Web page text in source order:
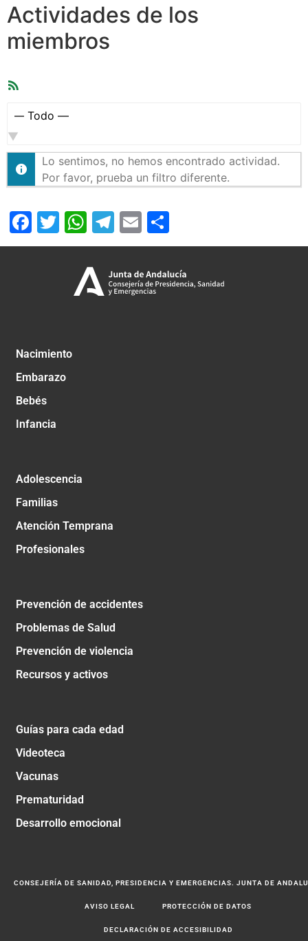
Actividades de los
miembros
Mostrar:
Lo sentimos, no hemos encontrado actividad.
Por favor, prueba un filtro diferente.
Facebook
Twitter
WhatsApp
Telegram
Email
Nacimiento
Embarazo
Bebés
Infancia
Adolescencia
Familias
Atención Temprana
Profesionales
Prevención de accidentes
Problemas de Salud
Prevención de violencia
Recursos y activos
Guías para cada edad
Videoteca
Vacunas
Prematuridad
Desarrollo emocional
CONSEJERÍA DE SANIDAD, PRESIDENCIA Y EMERGENCIAS. JUNTA DE
AVISO LEGAL PROTECCIÓN DE DATOS
DECLARACIÓN DE ACCESIBILIDAD